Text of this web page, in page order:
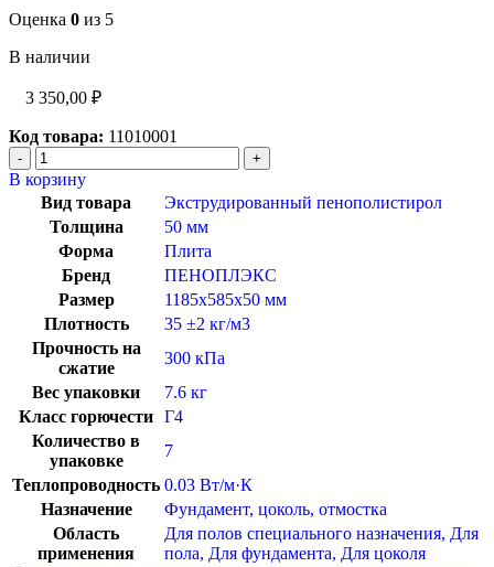
Оценка 0 из 5
В наличии
3 350,00 ₽
Код товара: 11010001
В корзину
Вид товара
Экструдированный пенополистирол
Толщина
50 мм
Форма
Плита
Бренд
ПЕНОПЛЭКС
Размер
1185x585x50 мм
Плотность
35 ±2 кг/м3
Прочность на
сжатие
300 кПа
Вес упаковки
7.6 кг
Класс горючести Г4
Количество в
упаковке
7
Теплопроводность 0.03 Вт/м·К
Назначение
Фундамент, цоколь, отмостка
Область
применения
Для полов специального назначения, Для
пола, Для фундамента, Для цоколя